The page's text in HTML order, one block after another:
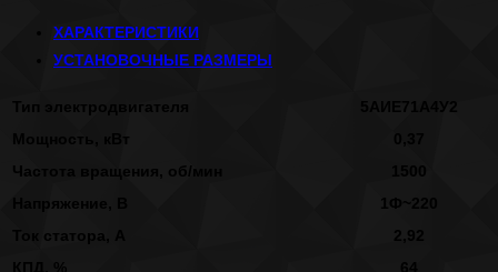
ХАРАКТЕРИСТИКИ
УСТАНОВОЧНЫЕ РАЗМЕРЫ
Тип электродвигателя
5АИЕ71А4У2
Мощность, кВт
Частота вращения, об/мин
Напряжение, В
1Ф~220
Ток статора, А
2,92